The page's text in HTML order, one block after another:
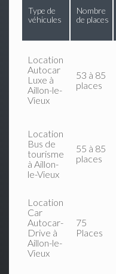
Type de
véhicules
Nombre
de places
Location
Autocar
Luxe à
Aillon-le-
Vieux
53 à 85
places
Location
Bus de
tourisme
à Aillon-
le-Vieux
55 à 85
places
Location
Car
Autocar-
Drive à
Aillon-le-
Vieux
75
Places